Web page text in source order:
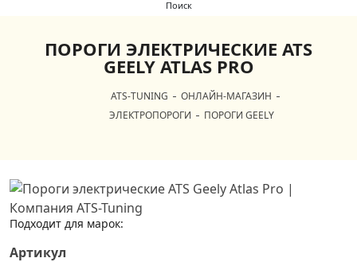
ПОРОГИ ЭЛЕКТРИЧЕСКИЕ ATS
GEELY ATLAS PRO
ATS-TUNING
ОНЛАЙН-МАГАЗИН
ЭЛЕКТРОПОРОГИ
ПОРОГИ GEELY
Подходит для марок:
Артикул